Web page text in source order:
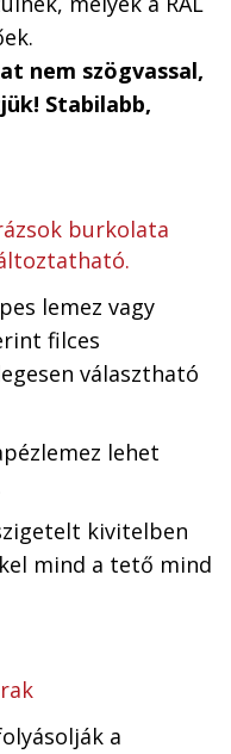
nem szögvassal,
Stabilabb,
burkolata
lemez vagy
filces
választható
lehet
kivitelben
mind a tető mind
a